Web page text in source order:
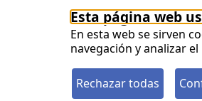
Esta página web
En esta web se sirven
navegación y analizar